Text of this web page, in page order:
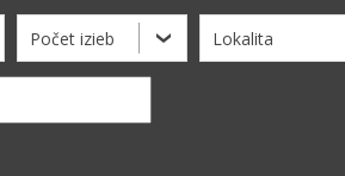
Počet izieb Lokalita